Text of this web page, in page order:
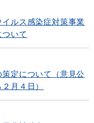
ルス感染症対策事業
いて
定について（意見公
月４日）